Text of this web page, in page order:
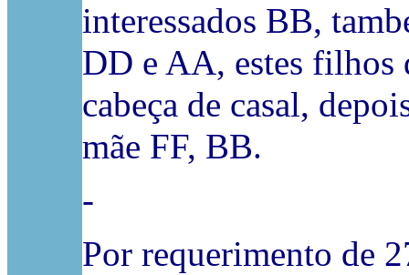
interessados BB,
DD e AA, estes
cabeça de casal,
mãe FF, BB.
-
Por requerimento de